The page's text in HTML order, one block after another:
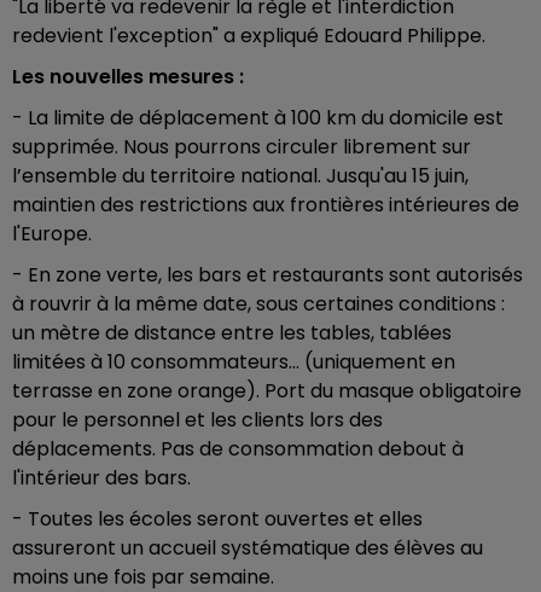
"La liberté va redevenir la règle et l'interdiction
redevient l'exception" a expliqué Edouard Philippe.
Les nouvelles mesures :
- La limite de déplacement à 100 km du domicile est
supprimée. Nous pourrons circuler librement sur
l’ensemble du territoire national. Jusqu'au 15 juin,
maintien des restrictions aux frontières intérieures de
l'Europe.
- En zone verte, les bars et restaurants sont autorisés
à rouvrir à la même date, sous certaines conditions :
un mètre de distance entre les tables, tablées
limitées à 10 consommateurs… (uniquement en
terrasse en zone orange). Port du masque obligatoire
pour le personnel et les clients lors des
déplacements. Pas de consommation debout à
l'intérieur des bars.
- Toutes les écoles seront ouvertes et elles
assureront un accueil systématique des élèves au
moins une fois par semaine.